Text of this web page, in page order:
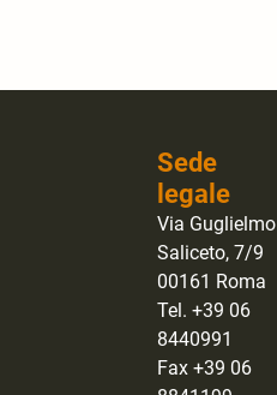
Sede
legale
Via Guglielmo
Saliceto, 7/9
00161 Roma
Tel. +39 06
8440991
Fax +39 06